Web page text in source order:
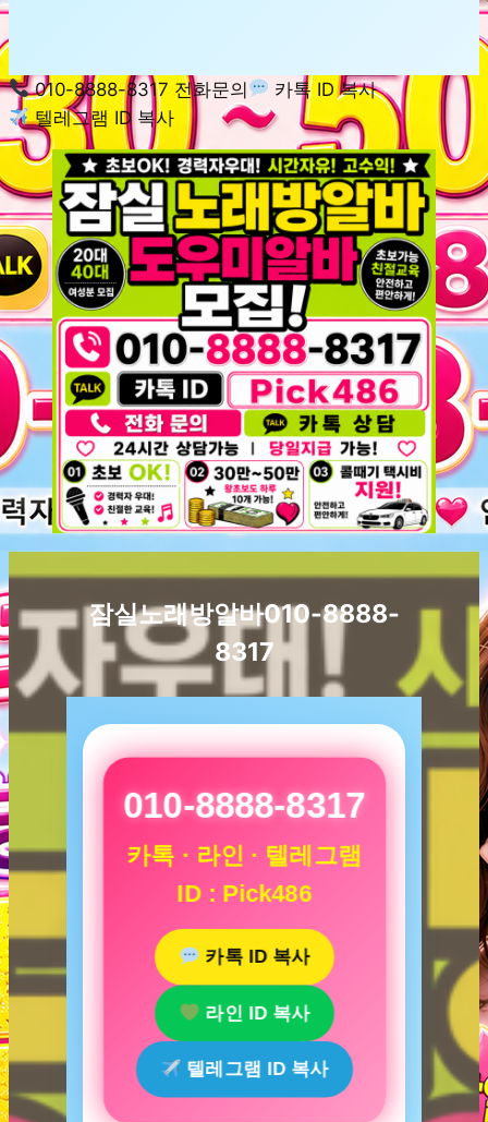
010-8888-8317 전화문의
카톡 ID 복사
텔레그램 ID 복사
잠실노래방알바010-8888-
8317
010-8888-8317
카톡 · 라인 · 텔레그램
ID : Pick486
카톡 ID 복사
라인 ID 복사
텔레그램 ID 복사